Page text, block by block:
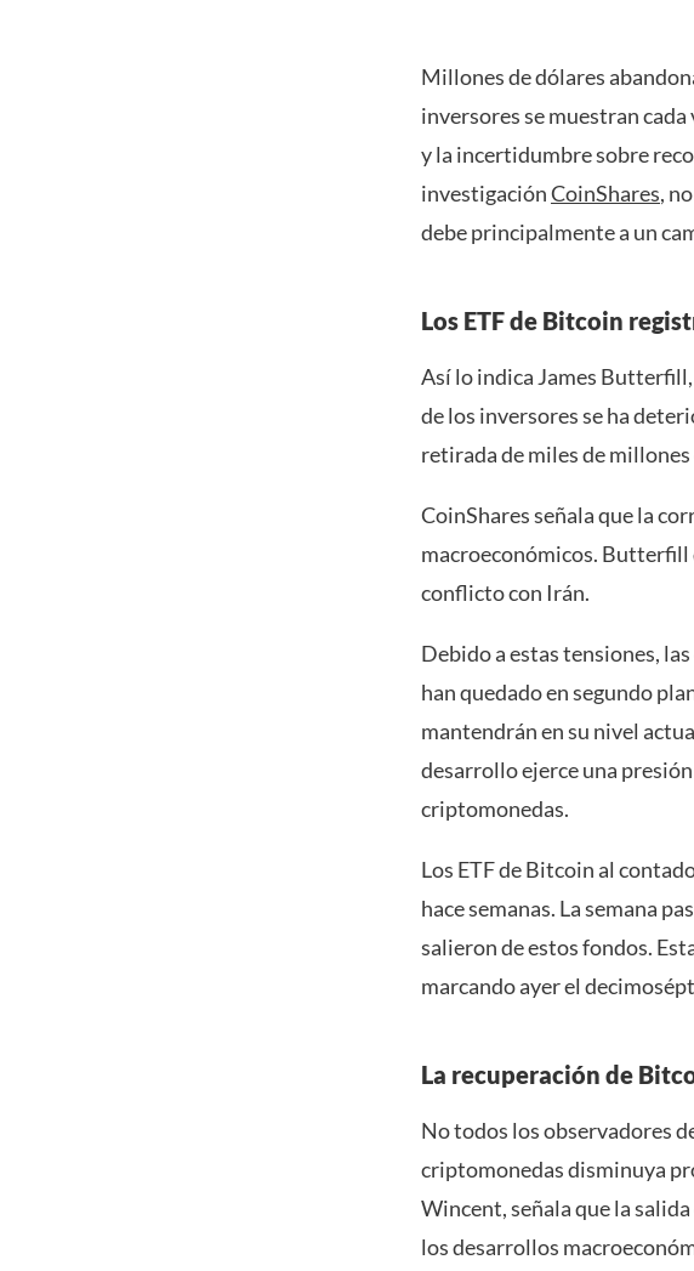
Millones de dólares
inversores se muestran
y la incertidumbre sobre
investigaciónCoinShares,
debe principalmente a un
Los ETF de Bitcoin
Así lo indica James
de los inversores se ha
retirada de miles de
CoinShares señala que la
macroeconómicos. Butterfill
conflicto con Irán.
Debido a estas tensiones,
han quedado en segundo
mantendrán en su nivel
desarrollo ejerce una
criptomonedas.
Los ETF de Bitcoin al
hace semanas. La semana
salieron de estos fondos.
marcando ayer el
La recuperación de
No todos los observadores
criptomonedas disminuya
Wincent, señala que la
los desarrollos